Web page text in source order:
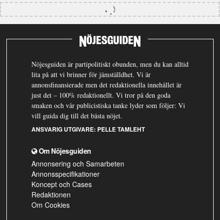
Nöjesguiden är partipolitiskt obunden, men du kan alltid
lita på att vi brinner för jämställdhet. Vi är
annonsfinansierade men det redaktionella innehållet är
just det – 100% redaktionellt. Vi tror på den goda
smaken och vår publicistiska tanke lyder som följer: Vi
vill guida dig till det bästa nöjet.
ANSVARIG UTGIVARE: PELLE TAMLEHT
Om Nöjesguiden
Annonsering och Samarbeten
Annonsspecifikationer
Koncept och Cases
Redaktionen
Om Cookies